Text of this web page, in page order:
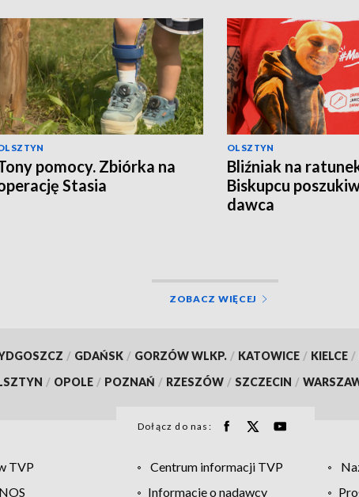
pomocy. Zbiórka na
Stasia
OLSZTYN
Bliźniak na
Biskupcu
dawca
ZOBACZ WIĘCEJ
/ GDAŃSK / GORZÓW WLKP. / KATOWICE / KIELCE /
/ OPOLE / POZNAŃ / RZESZÓW / SZCZECIN /
Dołącz do nas:
TVP Centrum informacji TVP
Informacje o nadawcy